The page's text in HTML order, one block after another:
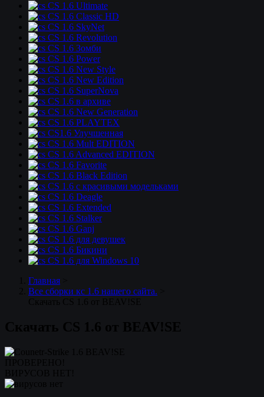
CS 1.6 Ultimate
CS 1.6 Classic HD
CS 1.6 SkyNet
CS 1.6 Revolution
CS 1.6 Зомби
CS 1.6 Power
CS 1.6 New Style
CS 1.6 New Edition
CS 1.6 SuperNova
CS 1.6 в архиве
CS 1.6 New Generation
CS 1.6 PLAYTEX
CS1.6 Улучшенная
CS 1.6 Mult EDITION
CS 1.6 Advanced EDITION
CS 1.6 Favorite
CS 1.6 Black Edition
CS 1.6 с красивыми модельками
CS 1.6 Deagle
CS 1.6 Extended
CS 1.6 Stalker
CS 1.6 Ganj
CS 1.6 для девушек
CS 1.6 Бикини
CS 1.6 для Windows 10
Главная
Все сборки кс 1.6 нашего сайта.